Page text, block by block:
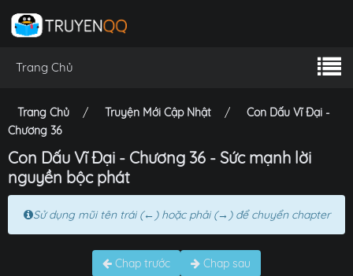
Trang Chủ
Trang Chủ Truyện Mới Cập Nhật
Con Dấu Vĩ Đại -
Chương 36
Con Dấu Vĩ Đại - Chương 36 - Sức mạnh lời
nguyền bộc phát
Sử dụng mũi tên trái (←) hoặc phải (→) để chuyển chapter
Chap trước Chap sau